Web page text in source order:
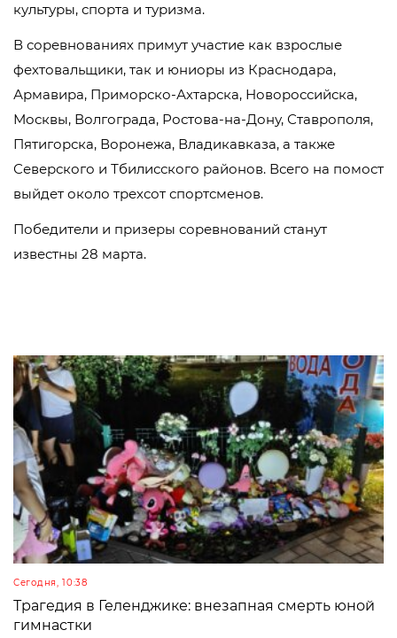
культуры, спорта и туризма.
В соревнованиях примут участие как взрослые
фехтовальщики, так и юниоры из Краснодара,
Армавира, Приморско-Ахтарска, Новороссийска,
Москвы, Волгограда, Ростова-на-Дону, Ставрополя,
Пятигорска, Воронежа, Владикавказа, а также
Северского и Тбилисского районов. Всего на помост
выйдет около трехсот спортсменов.
Победители и призеры соревнований станут
известны 28 марта.
Сегодня, 10:38
Трагедия в Геленджике: внезапная смерть юной
гимнастки